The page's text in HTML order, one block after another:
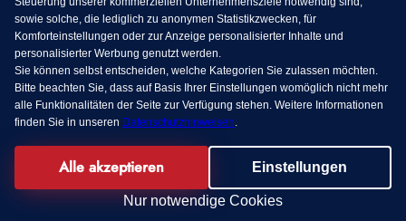
Massivhaus.de Bungalow.de
Fertighaus.de
© 2013-2026 MS media systems GmbH
Facebook
sowie solche, die lediglich zu anonymen Statistikzwecken, für
Komforteinstellungen oder zur Anzeige personalisierter Inhalte und
personalisierter Werbung genutzt werden.
Sie können selbst entscheiden, welche Kategorien Sie zulassen möchten.
Bitte beachten Sie, dass auf Basis Ihrer Einstellungen womöglich nicht mehr
alle Funktionalitäten der Seite zur Verfügung stehen. Weitere Informationen
finden Sie in unseren Datenschutzhinweisen.
Alle akzeptieren Einstellungen
Nur notwendige Cookies